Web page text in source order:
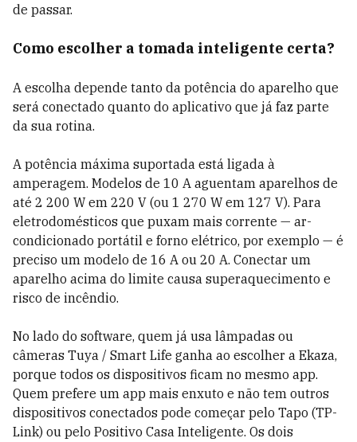
de passar.
Como escolher a tomada inteligente certa?
A escolha depende tanto da potência do aparelho que
será conectado quanto do aplicativo que já faz parte
da sua rotina.
A potência máxima suportada está ligada à
amperagem. Modelos de 10 A aguentam aparelhos de
até 2 200 W em 220 V (ou 1 270 W em 127 V). Para
eletrodomésticos que puxam mais corrente — ar-
condicionado portátil e forno elétrico, por exemplo — é
preciso um modelo de 16 A ou 20 A. Conectar um
aparelho acima do limite causa superaquecimento e
risco de incêndio.
No lado do software, quem já usa lâmpadas ou
câmeras Tuya / Smart Life ganha ao escolher a Ekaza,
porque todos os dispositivos ficam no mesmo app.
Quem prefere um app mais enxuto e não tem outros
dispositivos conectados pode começar pelo Tapo (TP-
Link) ou pelo Positivo Casa Inteligente. Os dois